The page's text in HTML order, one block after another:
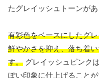
たグレイッシュトーンがあ
有彩色をベースにしたグ
鮮やかさを抑え、落ち着
す。 グレイッシュピンク
ぽい印象に仕上げること